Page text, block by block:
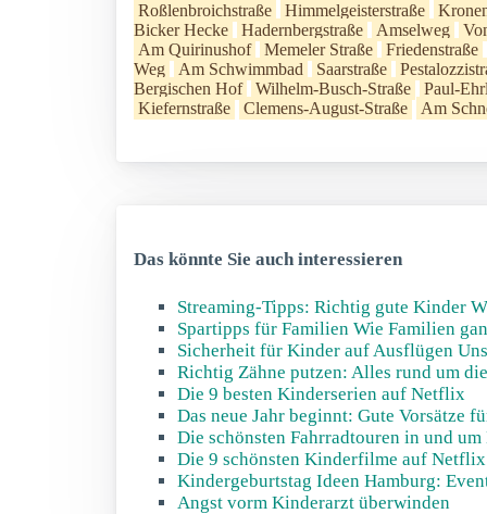
Roßlenbroichstraße Himmelgeisterstraße
Bicker Hecke
Hadernbergstraße Amselweg
Am Quirinushof
Memeler Straße
Friedenstraße
Weg
Am Schwimmbad Saarstraße
Bergischen Hof
Wilhelm-Busch-Straße
Paul-
Kiefernstraße
Clemens-August-Straße Am
Das könnte Sie auch interessieren
Streaming-Tipps: Richtig gute Kinder
Spartipps für Familien Wie Familien
Sicherheit für Kinder auf Ausflügen
Richtig Zähne putzen: Alles rund um
Die 9 besten Kinderserien auf Netflix
Das neue Jahr beginnt: Gute Vorsätze
Die schönsten Fahrradtouren in und
Die 9 schönsten Kinderfilme auf Netflix
Kindergeburtstag Ideen Hamburg:
Angst vorm Kinderarzt überwinden